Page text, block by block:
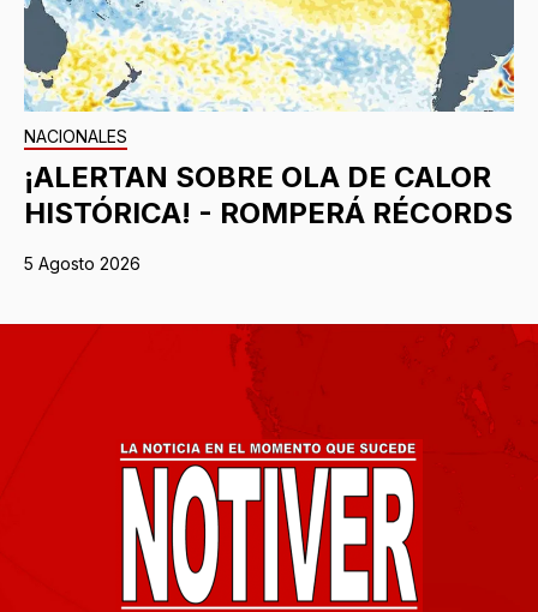
NACIONALES
¡ALERTAN SOBRE OLA DE CALOR
HISTÓRICA! - ROMPERÁ RÉCORDS
5 Agosto 2026